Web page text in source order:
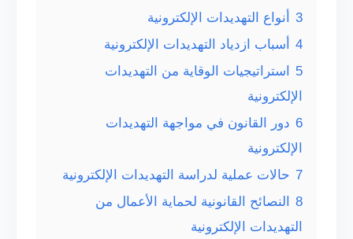
3
أنواع التهديدات الإلكترونية
4
أسباب ازدياد التهديدات الإلكترونية
5
استراتيجيات الوقاية من التهديدات
الإلكترونية
6 دور القانون في مواجهة التهديدات
الإلكترونية
7 حالات عملية لدراسة التهديدات الإلكترونية
8
النصائح القانونية لحماية الأعمال من
التهديدات الإلكترونية